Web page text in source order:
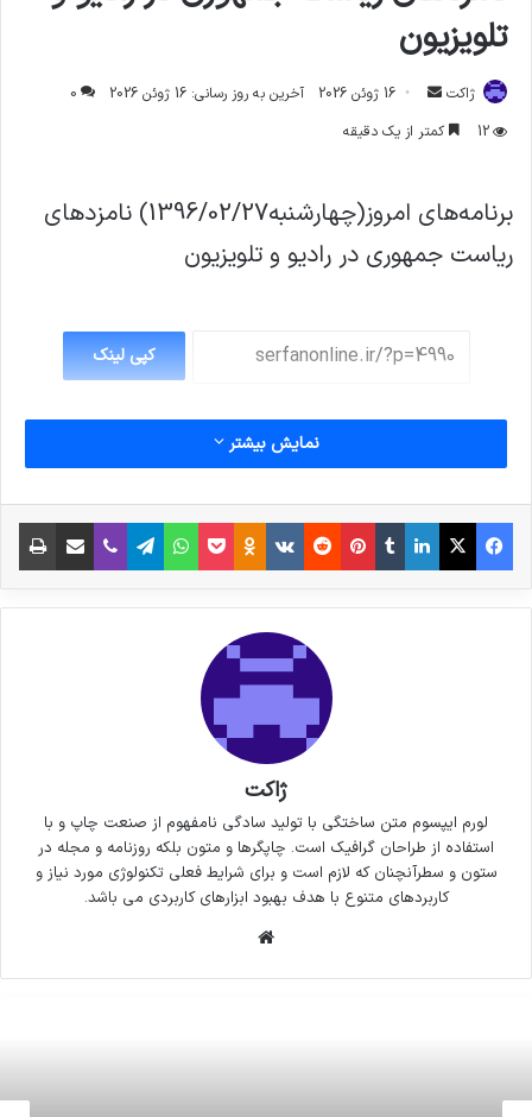
تلویزیون
ژاکت
ارسال
ایمیل
16 ژوئن 2026 آخرین به روز رسانی: 16 ژوئن 2026
0
12
کمتر از یک دقیقه
برنامه‌های امروز(چهارشنبه1396/02/27) نامزدهای
ریاست جمهوری در رادیو و تلویزیون
کپی لینک
نمایش بیشتر
فیس بوک X لینکدین
‫تامبلر‫پین‌ترست
‫رددیت‫VKontakte
‫Odnoklassniki
پاکتواتس آپ تلگراموایبر اشتراک گذاری از طریق ایمیل
ژاکت
لورم ایپسوم متن ساختگی با تولید سادگی نامفهوم از صنعت چاپ و با
استفاده از طراحان گرافیک است. چاپگرها و متون بلکه روزنامه و مجله در
ستون و سطرآنچنان که لازم است و برای شرایط فعلی تکنولوژی مورد نیاز و
کاربردهای متنوع با هدف بهبود ابزارهای کاربردی می باشد.